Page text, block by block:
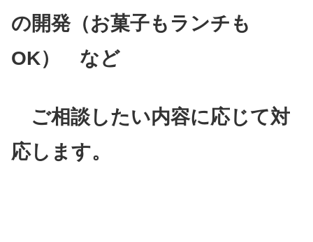
の開発（お菓子もランチも
OK） など
ご相談したい内容に応じて対
応します。